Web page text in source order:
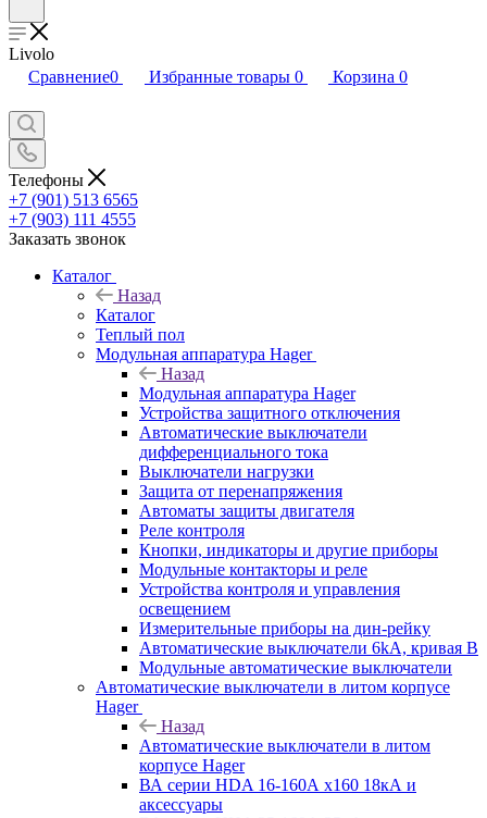
Livolo
Сравнение0 Избранные товары 0 Корзина 0
Телефоны
+7 (901) 513 6565
+7 (903) 111 4555
Заказать звонок
Каталог
Назад
Каталог
Теплый пол
Модульная аппаратура Hager
Назад
Модульная аппаратура Hager
Устройства защитного отключения
Автоматические выключатели
дифференциального тока
Выключатели нагрузки
Защита от перенапряжения
Автоматы защиты двигателя
Реле контроля
Кнопки, индикаторы и другие приборы
Модульные контакторы и реле
Устройства контроля и управления
освещением
Измерительные приборы на дин-рейку
Автоматические выключатели 6kA, кривая В
Модульные автоматические выключатели
Автоматические выключатели в литом корпусе
Hager
Назад
Автоматические выключатели в литом
корпусе Hager
ВА серии HDA 16-160А x160 18кА и
аксессуары